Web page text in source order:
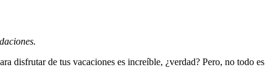
disfrutar de tus vacaciones es increíble, ¿verdad? Pero, no todo